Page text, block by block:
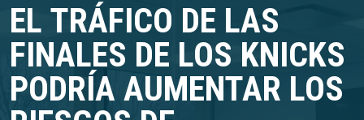
EL TRÁFICO DE LAS
FINALES DE LOS KNICKS
PODRÍA AUMENTAR LOS